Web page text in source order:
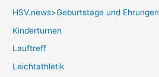
HSV.news>Geburtstage und Ehrungen
Kinderturnen
Lauftreff
Leichtathletik